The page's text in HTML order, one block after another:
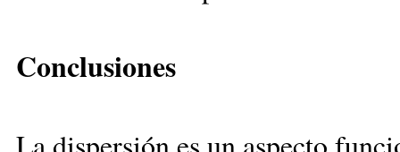
Conclusiones
La dispersión es un aspecto